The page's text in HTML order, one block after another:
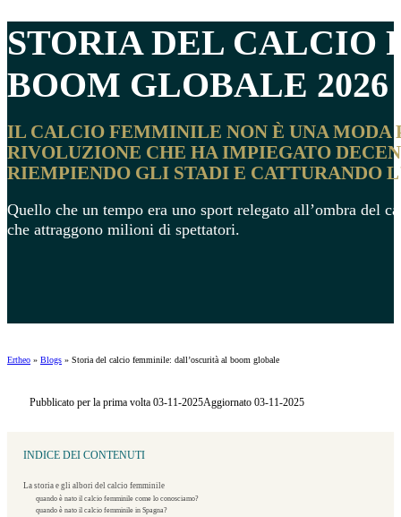
STORIA DEL CALCIO
BOOM GLOBALE 2026
IL CALCIO FEMMINILE NON È UNA MODA
RIVOLUZIONE CHE HA IMPIEGATO
RIEMPIENDO GLI STADI E CATTURANDO
Quello che un tempo era uno sport relegato all’ombra del
che attraggono milioni di spettatori.
Ertheo » Blogs » Storia del calcio femminile: dall’oscurità al boom globale
Pubblicato per la prima volta 03-11-2025Aggiornato 03-11-2025
INDICE DEI CONTENUTI
La storia e gli albori del calcio femminile
quando è nato il calcio femminile come lo conosciamo?
quando è nato il calcio femminile in Spagna?